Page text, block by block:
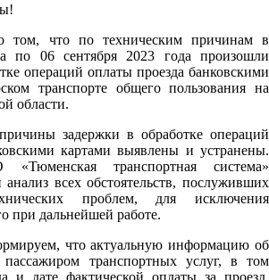
том, что по техническим причинам в
по 06 сентября 2023 года произошли
операций оплаты проезда банковскими
транспорте общего пользования на
области.
задержки в обработке операций
картами выявлены и устранены.
транспортная система»
всех обстоятельств, послуживших
проблем, для исключения
при дальнейшей работе.
что актуальную информацию об
транспортных услуг, в том